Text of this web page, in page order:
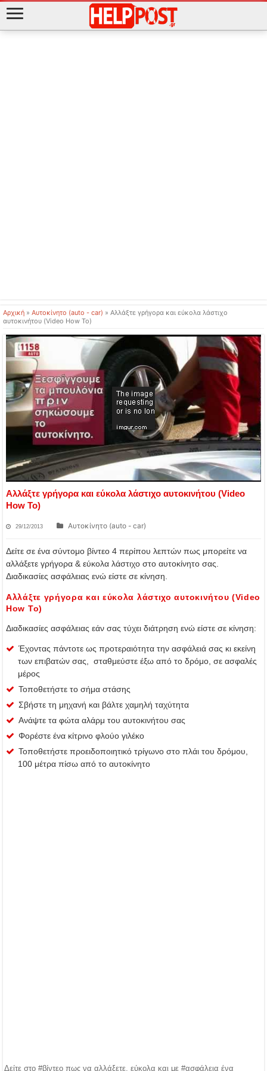
Αρχική » Αυτοκίνητο (auto - car) » Αλλάξτε γρήγορα και εύκολα λάστιχο
αυτοκινήτου (Video How To)
Αλλάξτε γρήγορα και εύκολα λάστιχο αυτοκινήτου (Video
How To)
29/12/2013 Αυτοκίνητο (auto - car)
Δείτε σε ένα σύντομο βίντεο 4 περίπου λεπτών πως μπορείτε να
αλλάξετε γρήγορα & εύκολα λάστιχο στο αυτοκίνητο σας.
Διαδικασίες ασφάλειας ενώ είστε σε κίνηση.
Αλλάξτε γρήγορα και εύκολα λάστιχο αυτοκινήτου (Video
How To)
Διαδικασίες ασφάλειας εάν σας τύχει διάτρηση ενώ είστε σε κίνηση:
Έχοντας πάντοτε ως προτεραιότητα την ασφάλειά σας κι εκείνη
των επιβατών σας, σταθμεύστε έξω από το δρόμο, σε ασφαλές
μέρος
Τοποθετήστε το σήμα στάσης
Σβήστε τη μηχανή και βάλτε χαμηλή ταχύτητα
Ανάψτε τα φώτα αλάρμ του αυτοκινήτου σας
Φορέστε ένα κίτρινο φλούο γιλέκο
Τοποθετήστε προειδοποιητικό τρίγωνο στο πλάι του δρόμου,
100 μέτρα πίσω από το αυτοκίνητο
Δείτε στο #βίντεο πως να αλλάξετε, εύκολα και με #ασφάλεια ένα